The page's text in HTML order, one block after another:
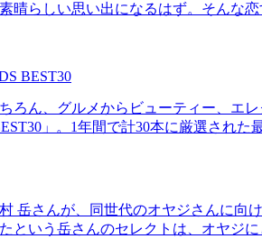
晴らしい思い出になるはず。そんな
BEST30
ろん、グルメからビューティー、エ
」。1年間で計30本に厳選され
岳さんが、同世代のオヤジさんに
という岳さんのセレクトは、オヤジに